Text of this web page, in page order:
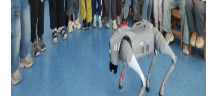
容、创新科普形式，全面提升全民科学素养，为县
域科普事业高质量发展贡献科协力量。
责任编辑：拜合提古丽